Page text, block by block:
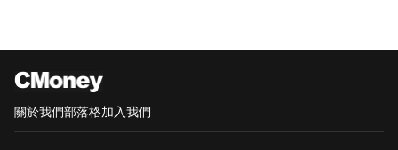
關於我們部落格加入我們